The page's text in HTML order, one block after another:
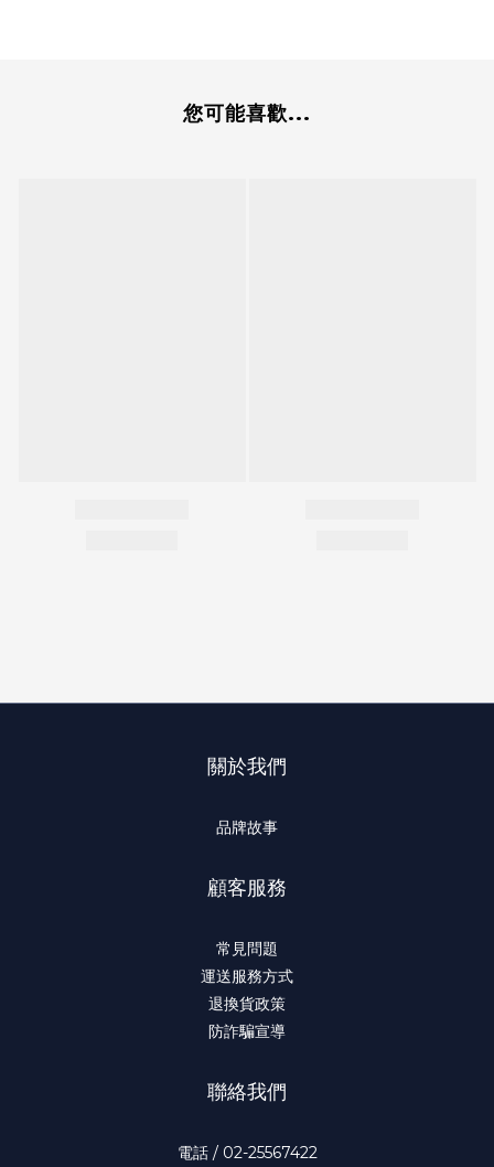
您可能喜歡...
關於我們
品牌故事
顧客服務
常見問題
運送服務方式
退換貨政策
防詐騙宣導
聯絡我們
電話 / 02-25567422